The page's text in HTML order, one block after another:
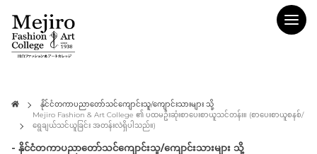
နိုင်ငံတကာပညာတော်သင်ကျောင်းသူ/ကျောင်းသားများ သို့
Mejiro Fashion & Art College ၏ ပထမဦးဆုံးစာပေးစာယူသင်တန်း။ (စာပေးစာယူစနစ်/
ရွေချယ်သင်ယူခြင်း အတန်းလဲရှိပါသည်။)
- နိုင်ငံတကာပညာတော်သင်ကျောင်းသူ/ကျောင်းသားများ သို့